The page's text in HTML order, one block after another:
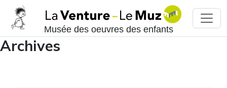
Musée des oeuvres des enfants
Archives